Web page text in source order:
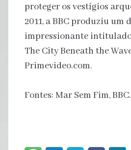
proteger os vestígios
2011, a BBC produziu um
impressionante
The City Beneath the
Primevideo.com.
Fontes: Mar Sem Fim, BBC.